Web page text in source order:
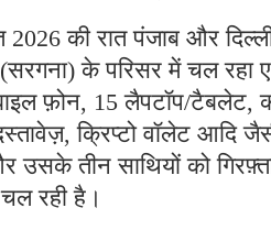
की रात पंजाब और दिल्ली
के परिसर में चल
फ़ोन, 15 लैपटॉप/टैबलेट,
क्रिप्टो वॉलेट आदि
उसके तीन साथियों को
रही है।